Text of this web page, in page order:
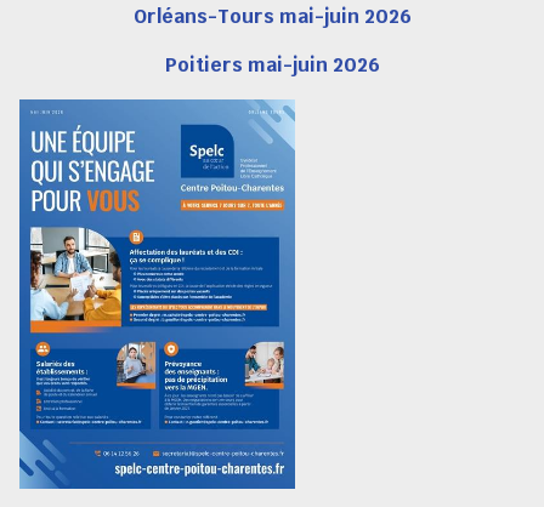
Orléans-Tours mai-juin 2026
Poitiers mai-juin 2026